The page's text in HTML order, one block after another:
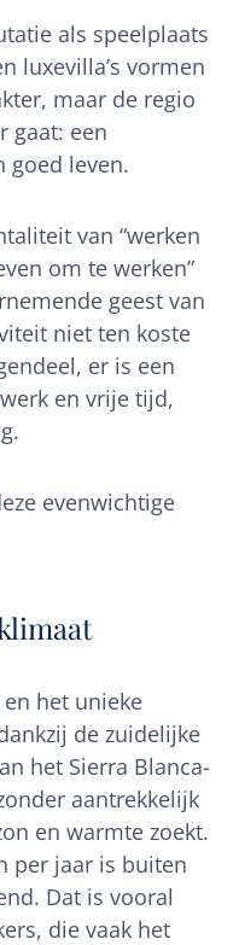
als speelplaats
luxevilla’s vormen
maar de regio
gaat: een
goed leven.
van “werken
om te werken”
geest van
niet ten koste
er is een
en vrije tijd,
evenwichtige
het unieke
de zuidelijke
het Sierra Blanca-
aantrekkelijk
en warmte zoekt.
per jaar is buiten
Dat is vooral
die vaak het